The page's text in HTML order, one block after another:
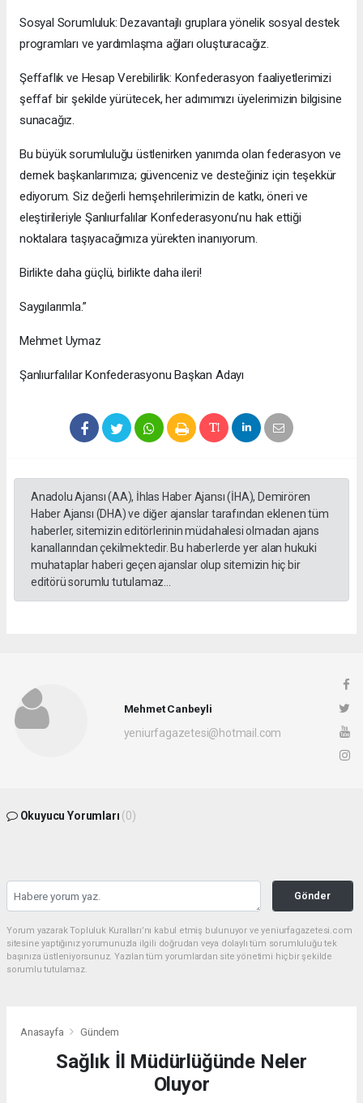
Sosyal Sorumluluk: Dezavantajlı gruplara yönelik sosyal destek
programları ve yardımlaşma ağları oluşturacağız.
Şeffaflık ve Hesap Verebilirlik: Konfederasyon faaliyetlerimizi
şeffaf bir şekilde yürütecek, her adımımızı üyelerimizin bilgisine
sunacağız.
Bu büyük sorumluluğu üstlenirken yanımda olan federasyon ve
dernek başkanlarımıza; güvenceniz ve desteğiniz için teşekkür
ediyorum. Siz değerli hemşehrilerimizin de katkı, öneri ve
eleştirileriyle Şanlıurfalılar Konfederasyonu’nu hak ettiği
noktalara taşıyacağımıza yürekten inanıyorum.
Birlikte daha güçlü, birlikte daha ileri!
Saygılarımla.”
Mehmet Uymaz
Şanlıurfalılar Konfederasyonu Başkan Adayı
Anadolu Ajansı (AA), İhlas Haber Ajansı (İHA), Demirören
Haber Ajansı (DHA) ve diğer ajanslar tarafından eklenen tüm
haberler, sitemizin editörlerinin müdahalesi olmadan ajans
kanallarından çekilmektedir. Bu haberlerde yer alan hukuki
muhataplar haberi geçen ajanslar olup sitemizin hiç bir
editörü sorumlu tutulamaz...
Mehmet Canbeyli
yeniurfagazetesi@hotmail.com
Okuyucu Yorumları (0)
Gönder
Yorum yazarak Topluluk Kuralları’nı kabul etmiş bulunuyor ve yeniurfagazetesi.com
sitesine yaptığınız yorumunuzla ilgili doğrudan veya dolaylı tüm sorumluluğu tek
başınıza üstleniyorsunuz. Yazılan tüm yorumlardan site yönetimi hiçbir şekilde
sorumlu tutulamaz.
Anasayfa Gündem
Sağlık İl Müdürlüğünde Neler
Oluyor